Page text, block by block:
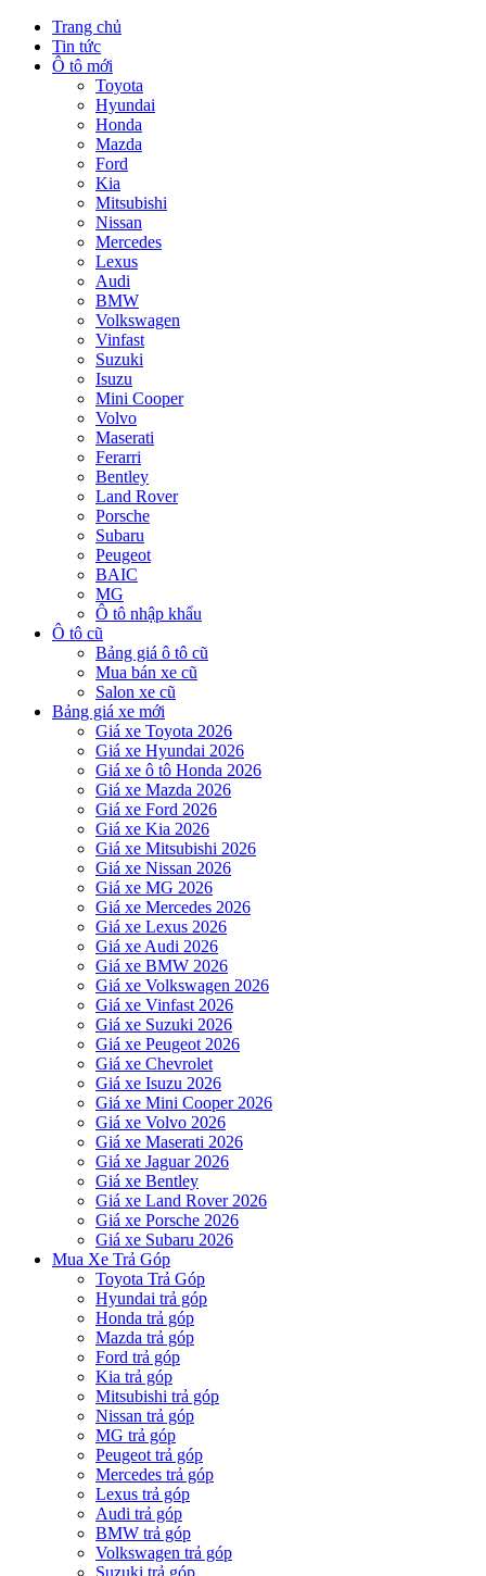
Trang chủ
Tin tức
Ô tô mới
Toyota
Hyundai
Honda
Mazda
Ford
Kia
Mitsubishi
Nissan
Mercedes
Lexus
Audi
BMW
Volkswagen
Vinfast
Suzuki
Isuzu
Mini Cooper
Volvo
Maserati
Ferarri
Bentley
Land Rover
Porsche
Subaru
Peugeot
BAIC
MG
Ô tô nhập khẩu
Ô tô cũ
Bảng giá ô tô cũ
Mua bán xe cũ
Salon xe cũ
Bảng giá xe mới
Giá xe Toyota 2026
Giá xe Hyundai 2026
Giá xe ô tô Honda 2026
Giá xe Mazda 2026
Giá xe Ford 2026
Giá xe Kia 2026
Giá xe Mitsubishi 2026
Giá xe Nissan 2026
Giá xe MG 2026
Giá xe Mercedes 2026
Giá xe Lexus 2026
Giá xe Audi 2026
Giá xe BMW 2026
Giá xe Volkswagen 2026
Giá xe Vinfast 2026
Giá xe Suzuki 2026
Giá xe Peugeot 2026
Giá xe Chevrolet
Giá xe Isuzu 2026
Giá xe Mini Cooper 2026
Giá xe Volvo 2026
Giá xe Maserati 2026
Giá xe Jaguar 2026
Giá xe Bentley
Giá xe Land Rover 2026
Giá xe Porsche 2026
Giá xe Subaru 2026
Mua Xe Trả Góp
Toyota Trả Góp
Hyundai trả góp
Honda trả góp
Mazda trả góp
Ford trả góp
Kia trả góp
Mitsubishi trả góp
Nissan trả góp
MG trả góp
Peugeot trả góp
Mercedes trả góp
Lexus trả góp
Audi trả góp
BMW trả góp
Volkswagen trả góp
Suzuki trả góp